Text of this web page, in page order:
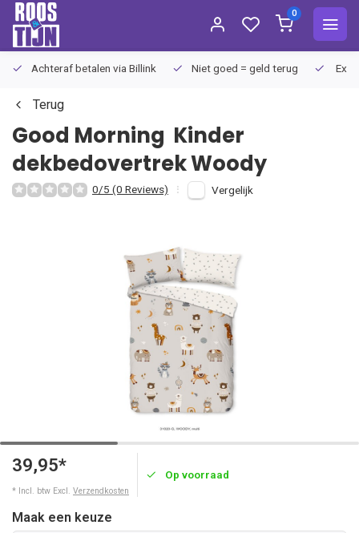
0
Achteraf betalen via Billink Niet goed = geld terug
Terug
Good Morning Kinder
dekbedovertrek Woody
0/5 (0 Reviews) Vergelijk
39,95*
* Incl. btw Excl. Verzendkosten
Op voorraad
Maak een keuze